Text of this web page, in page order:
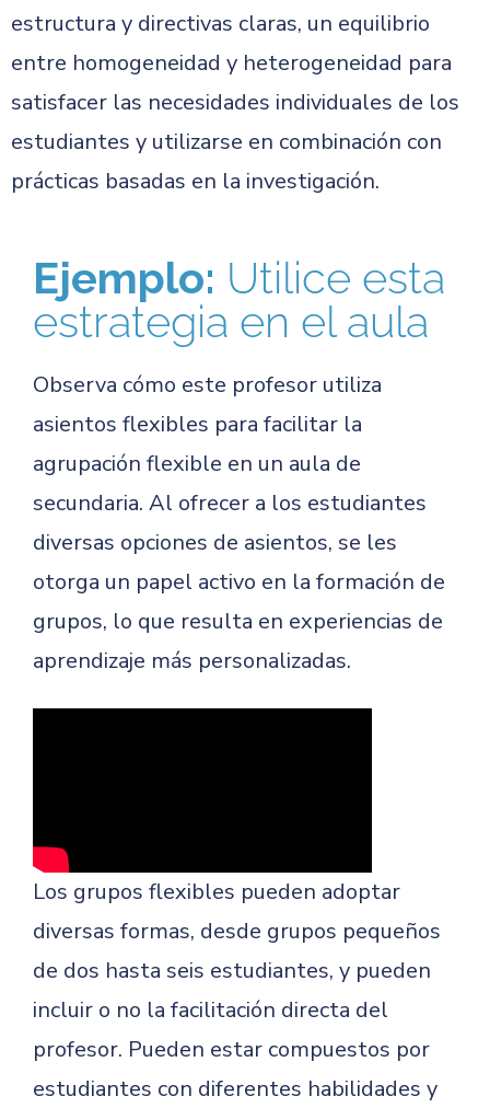
estructura y directivas claras, un equilibrio
entre homogeneidad y heterogeneidad para
satisfacer las necesidades individuales de los
estudiantes y utilizarse en combinación con
prácticas basadas en la investigación.
Ejemplo: Utilice esta
estrategia en el aula
Observa cómo este profesor utiliza
asientos flexibles para facilitar la
agrupación flexible en un aula de
secundaria. Al ofrecer a los estudiantes
diversas opciones de asientos, se les
otorga un papel activo en la formación de
grupos, lo que resulta en experiencias de
aprendizaje más personalizadas.
Los grupos flexibles pueden adoptar
diversas formas, desde grupos pequeños
de dos hasta seis estudiantes, y pueden
incluir o no la facilitación directa del
profesor. Pueden estar compuestos por
estudiantes con diferentes habilidades y